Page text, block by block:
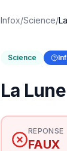
Infox/Science/
Science
La
REPONSE
FAUX